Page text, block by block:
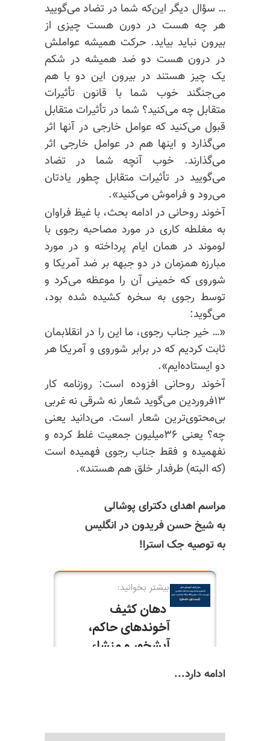
… سؤال دیگر این‌که شما در تضاد می‌گویید
هر چه هست در دورن هست چیزی از
بیرون نباید بیاید. حرکت همیشه عواملش
در درون هست دو ضد همیشه در شکم
یک چیز هستند در بیرون این دو با هم
می‌جنگند خوب شما با قانون تأثیرات
متقابل چه می‌کنید؟ شما در تأثیرات متقابل
قبول می‌کنید که عوامل خارجی در آنها اثر
می‌گذارد و اینها هم در عوامل خارجی اثر
می‌گذارند. خوب آنچه شما در تضاد
می‌گویید در تأثیرات متقابل چطور یادتان
می‌رود و فراموش می‌کنید».
آخوند روحانی در ادامه بحث، با غیظ فراوان
به مغلطه کاری در مورد مصاحبه رجوی با
لوموند در همان ایام پرداخته و در مورد
مبارزه همزمان در دو جبهه بر ضد آمریکا و
شوروی که خمینی آن را موعظه می‌کرد و
توسط رجوی به سخره کشیده شده بود،
می‌گوید:
«… خیر جناب رجوی، ما این را در انقلابمان
ثابت کردیم که در برابر شوروی و آمریکا هر
دو ایستاده‌ایم».
آخوند روحانی افزوده است: روزنامه کار
۱۳فروردین می‌گوید شعار نه شرقی نه غربی
بی‌محتوی‌ترین شعار است. می‌دانید یعنی
چه؟ یعنی ۳۶میلیون جمعیت غلط کرده و
نفهمیده و فقط جناب رجوی فهمیده است
(که البته) طرفدار خلق هم هستند».
مراسم اهدای دکترای پوشالی
به شیخ حسن فریدون در انگلیس
به توصیه جک استرا!
ادامه دارد...